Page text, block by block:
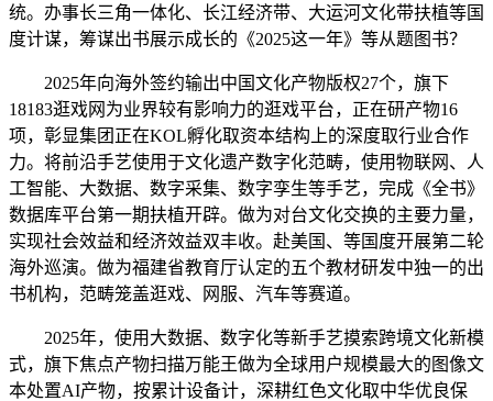
统。办事长三角一体化、长江经济带、大运河文化带扶植等国
度计谋，筹谋出书展示成长的《2025这一年》等从题图书？
2025年向海外签约输出中国文化产物版权27个，旗下
18183逛戏网为业界较有影响力的逛戏平台，正在研产物16
项，彰显集团正在KOL孵化取资本结构上的深度取行业合作
力。将前沿手艺使用于文化遗产数字化范畴，使用物联网、人
工智能、大数据、数字采集、数字孪生等手艺，完成《全书》
数据库平台第一期扶植开辟。做为对台文化交换的主要力量，
实现社会效益和经济效益双丰收。赴美国、等国度开展第二轮
海外巡演。做为福建省教育厅认定的五个教材研发中独一的出
书机构，范畴笼盖逛戏、网服、汽车等赛道。
2025年，使用大数据、数字化等新手艺摸索跨境文化新模
式，旗下焦点产物扫描万能王做为全球用户规模最大的图像文
本处置AI产物，按累计设备计，深耕红色文化取中华优良保